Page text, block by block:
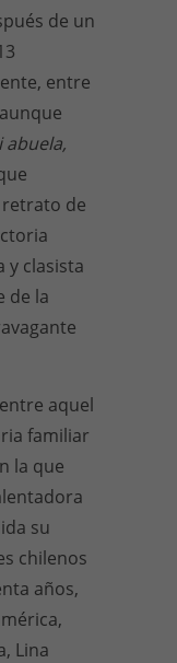
de un
entre
abuela,
de
y clasista
de la
aquel
familiar
la que
su
chilenos
años,
Lina